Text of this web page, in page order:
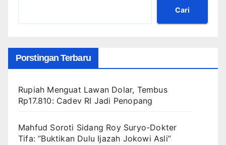
Cari
Porstingan Terbaru
Rupiah Menguat Lawan Dolar, Tembus
Rp17.810: Cadev RI Jadi Penopang
Mahfud Soroti Sidang Roy Suryo-Dokter
Tifa: “Buktikan Dulu Ijazah Jokowi Asli”